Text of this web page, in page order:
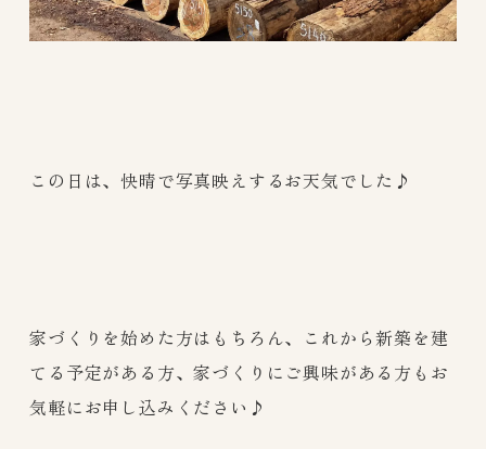
この日は、快晴で写真映えするお天気でした♪
家づくりを始めた方はもちろん、これから新築を建
てる予定がある方、家づくりにご興味がある方もお
気軽にお申し込みください♪